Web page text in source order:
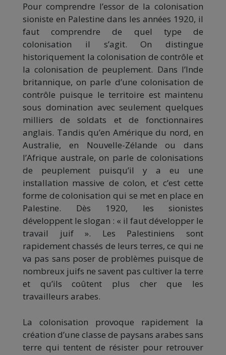
Pour comprendre l’essor de la colonisation
sioniste en Palestine dans les années 1920, il
faut comprendre de quel type de
colonisation il s’agit.
On distingue
historiquement la colonisation de contrôle et
la colonisation de peuplement. Dans l’Inde
britannique, on parle d’une colonisation de
contrôle puisque le territoire est maintenu
sous domination avec seulement quelques
milliers de soldats et de fonctionnaires
anglais. Tandis qu’en Amérique du nord, en
Australie, en Nouvelle-Zélande ou dans
l’Afrique australe, on parle de colonisations
de peuplement puisqu’il y a eu une
installation massive de colon, et c’est cette
forme de colonisation qui se met en place en
Palestine. Dès 1920, les sionistes
développent le slogan : « il faut développer le
travail juif ». Les Palestiniens sont
rapidement chassés de leurs terres, ce qui ne
va pas sans poser de problèmes puisque de
nombreux juifs ne savent pas cultiver la terre
et qu’ils coûtent plus cher que les
travailleurs arabes.
La colonisation provoque rapidement la
création d’une classe de paysans arabes sans
terre qui tentent de résister pour retrouver